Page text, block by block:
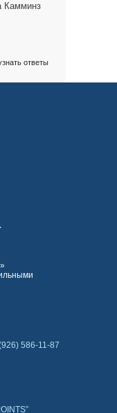
Камминз
ответы
586-11-87